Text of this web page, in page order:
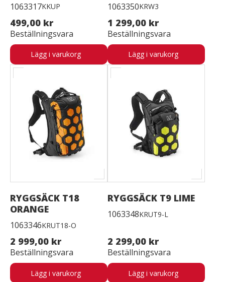
1063317KKUP
499,00 kr
Beställningsvara
Lägg i varukorg
1063350KRW3
1 299,00 kr
Beställningsvara
Lägg i varukorg
RYGGSÄCK T18
ORANGE
1063346KRUT18-O
2 999,00 kr
Beställningsvara
Lägg i varukorg
RYGGSÄCK T9 LIME
1063348KRUT9-L
2 299,00 kr
Beställningsvara
Lägg i varukorg